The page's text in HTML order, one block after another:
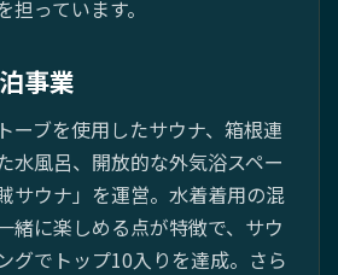
っています。
事業
ーブを使用したサウナ、箱根連
水風呂、開放的な外気浴スペー
サウナ」を運営。水着着用の混
緒に楽しめる点が特徴で、サウ
グでトップ10入りを達成。さら